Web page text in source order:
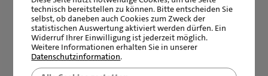
technisch bereitstellen zu können. Bitte entscheiden Sie
selbst, ob daneben auch Cookies zum Zweck der
statistischen Auswertung aktiviert werden dürfen. Ein
Widerruf Ihrer Einwilligung ist jederzeit möglich.
Weitere Informationen erhalten Sie in unserer
Datenschutzinformation.